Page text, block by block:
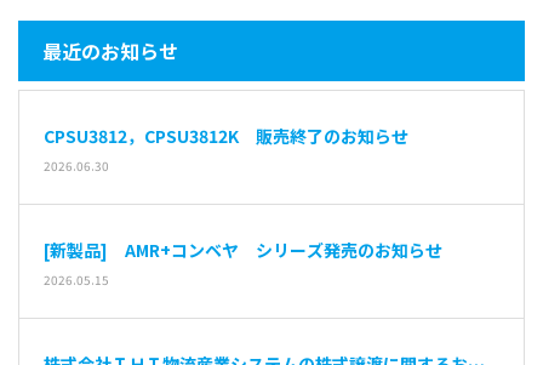
最近のお知らせ
CPSU3812，CPSU3812K 販売終了のお知らせ
2026.06.30
[新製品] AMR+コンベヤ シリーズ発売のお知らせ
2026.05.15